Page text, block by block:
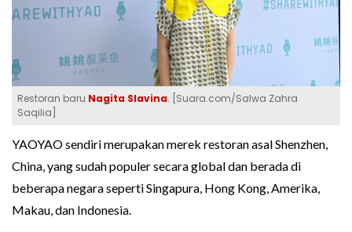
Restoran baru Nagita Slavina. [Suara.com/Salwa Zahra
Saqilia]
YAOYAO sendiri merupakan merek restoran asal Shenzhen,
China, yang sudah populer secara global dan berada di
beberapa negara seperti Singapura, Hong Kong, Amerika,
Makau, dan Indonesia.